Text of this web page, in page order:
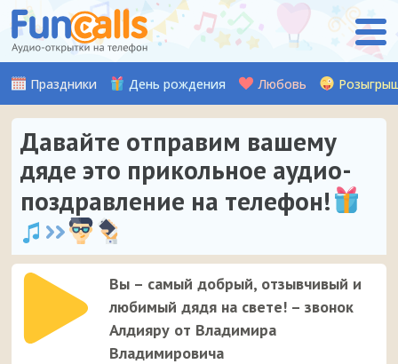
Праздники День рождения Любовь
Давайте отправим вашему
дяде это прикольное аудио-
поздравление на телефон!
Вы – самый добрый, отзывчивый и
любимый дядя на свете! – звонок
Алдияру от Владимира
Владимировича